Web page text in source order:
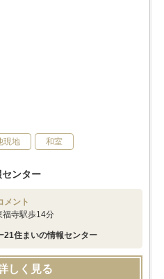
現地 和室
ンター
メント
福寺駅歩14分
21住まいの情報センター
しく見る